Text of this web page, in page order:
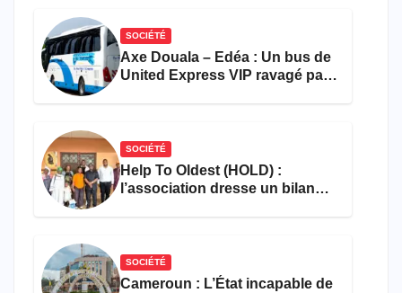
SOCIÉTÉ
Axe Douala – Edéa : Un bus de
United Express VIP ravagé par
SOCIÉTÉ
Help To Oldest (HOLD) :
l’association dresse un bilan
SOCIÉTÉ
Cameroun : L’État incapable de